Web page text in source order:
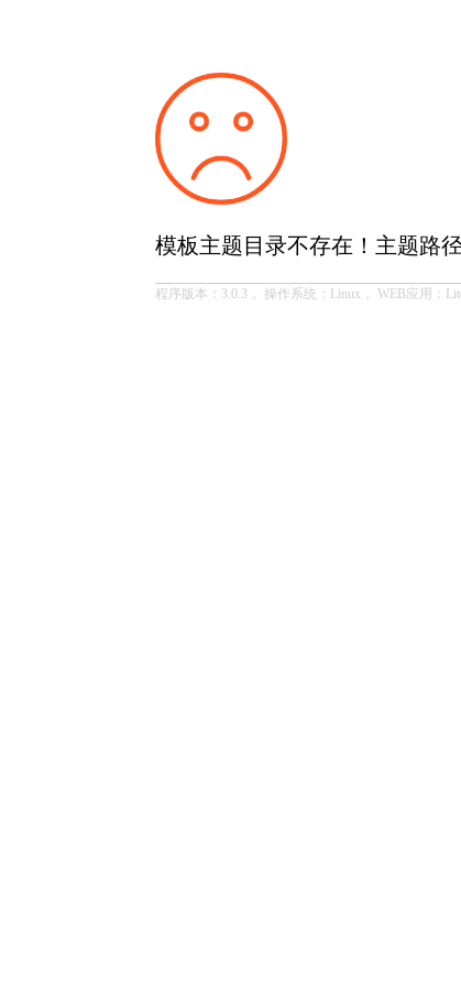
模板主题目录不存在！主题路
程序版本：3.0.3， 操作系统：Linux， WEB应用：